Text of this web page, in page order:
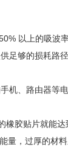
以上的吸波
足够的损耗路
机、路由器等
胶贴片就能达
量，过厚的材